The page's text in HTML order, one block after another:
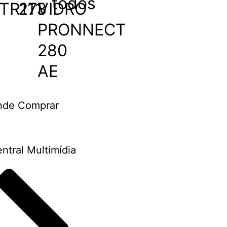
273VIDRO
PRONNECT
280
AE
Comprar
Multimídia